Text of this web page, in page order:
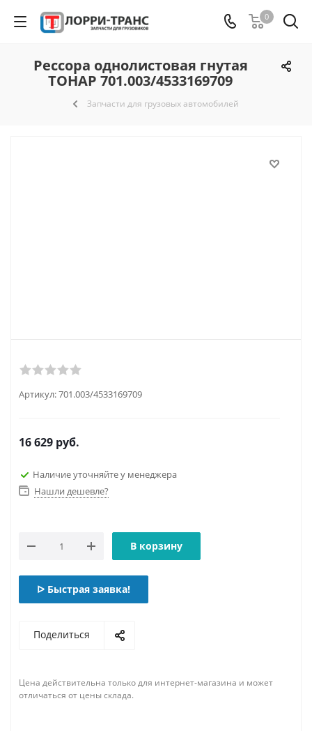
0
Рессора однолистовая гнутая
ТОНАР 701.003/4533169709
Запчасти для грузовых автомобилей
Артикул:701.003/4533169709
16 629 руб.
Наличие уточняйте у менеджера
Нашли дешевле?
В корзину
ᐅ Быстрая заявка!
Поделиться
Цена действительна только для интернет-магазина и может
отличаться от цены склада.